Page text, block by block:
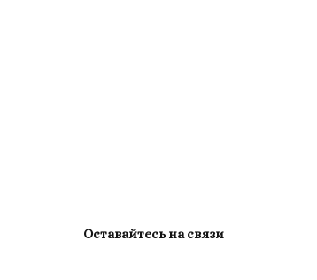
Оставайтесь на связи